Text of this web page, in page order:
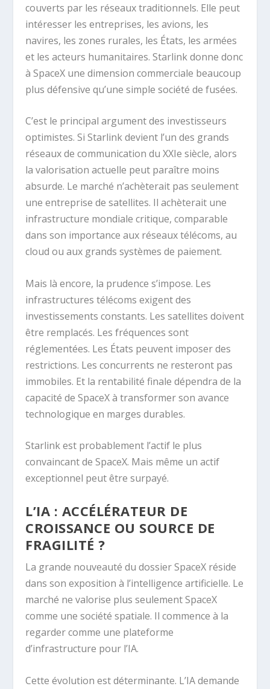
couverts par les réseaux traditionnels. Elle peut
intéresser les entreprises, les avions, les
navires, les zones rurales, les États, les armées
et les acteurs humanitaires. Starlink donne donc
à SpaceX une dimension commerciale beaucoup
plus défensive qu’une simple société de fusées.
C’est le principal argument des investisseurs
optimistes. Si Starlink devient l’un des grands
réseaux de communication du XXIe siècle, alors
la valorisation actuelle peut paraître moins
absurde. Le marché n’achèterait pas seulement
une entreprise de satellites. Il achèterait une
infrastructure mondiale critique, comparable
dans son importance aux réseaux télécoms, au
cloud ou aux grands systèmes de paiement.
Mais là encore, la prudence s’impose. Les
infrastructures télécoms exigent des
investissements constants. Les satellites doivent
être remplacés. Les fréquences sont
réglementées. Les États peuvent imposer des
restrictions. Les concurrents ne resteront pas
immobiles. Et la rentabilité finale dépendra de la
capacité de SpaceX à transformer son avance
technologique en marges durables.
Starlink est probablement l’actif le plus
convaincant de SpaceX. Mais même un actif
exceptionnel peut être surpayé.
L’IA : ACCÉLÉRATEUR DE
CROISSANCE OU SOURCE DE
FRAGILITÉ ?
La grande nouveauté du dossier SpaceX réside
dans son exposition à l’intelligence artificielle. Le
marché ne valorise plus seulement SpaceX
comme une société spatiale. Il commence à la
regarder comme une plateforme
d’infrastructure pour l’IA.
Cette évolution est déterminante. L’IA demande